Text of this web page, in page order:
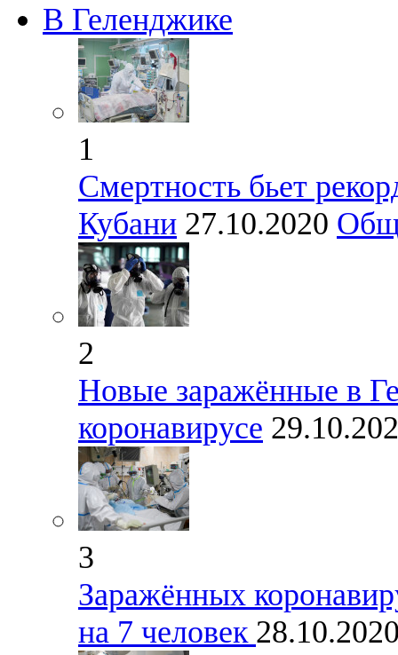
В Геленджике
1
Смертность бьет
Кубани 27.10.2020
2
Новые заражённые в
коронавирусе
3
Заражённых
на 7 человек